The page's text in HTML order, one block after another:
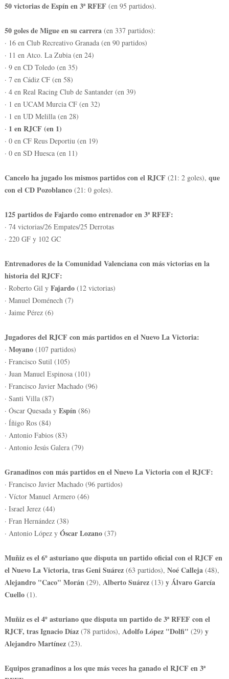
50 victorias de Espín en 3ª RFEF(en 95 partidos).
50 goles de Migue en su carrera(en 337 partidos):
· 16 en Club Recreativo Granada (en 90 partidos)
· 11 en Atco. La Zubia (en 24)
· 9 en CD Toledo (en 35)
· 7 en Cádiz CF (en 58)
· 4 en Real Racing Club de Santander (en 39)
· 1 en UCAM Murcia CF (en 32)
· 1 en UD Melilla (en 28)
· 1 en RJCF (en 1)
· 0 en CF Reus Deportiu (en 19)
· 0 en SD Huesca (en 11)
Cancelo ha jugado los mismos partidos con el RJCF(21: 2 goles), que
con el CD Pozoblanco(21: 0 goles).
125 partidos de Fajardo como entrenador en 3ª RFEF:
· 74 victorias/26 Empates/25 Derrotas
· 220 GF y 102 GC
Entrenadores de la Comunidad Valenciana con más victorias en la
historia del RJCF:
· Roberto Gil y Fajardo (12 victorias)
· Manuel Doménech (7)
· Jaime Pérez (6)
Jugadores del RJCF con más partidos en el Nuevo La Victoria:
· Moyano (107 partidos)
· Francisco Sutil (105)
· Juan Manuel Espinosa (101)
· Francisco Javier Machado (96)
· Santi Villa (87)
· Óscar Quesada y Espín (86)
· Íñigo Ros (84)
· Antonio Fabios (83)
· Antonio Jesús Galera (79)
Granadinos con más partidos en el Nuevo La Victoria con el RJCF:
· Francisco Javier Machado (96 partidos)
· Víctor Manuel Armero (46)
· Israel Jerez (44)
· Fran Hernández (38)
· Antonio López y Óscar Lozano(37)
Muñiz es el 6º asturiano que disputa un partido oficial con el RJCF en
el Nuevo La Victoria, tras Geni Suárez(63 partidos), Noé Calleja(48),
Alejandro "Caco" Morán(29), Alberto Suárez(13) y Álvaro García
Cuello (1).
Muñiz es el 4º asturiano que disputa un partido de 3ª RFEF con el
RJCF, tras Ignacio Díaz(78 partidos), Adolfo López "Dolfi" (29) y
Alejandro Martínez(23).
Equipos granadinos a los que más veces ha ganado el RJCF en 3ª